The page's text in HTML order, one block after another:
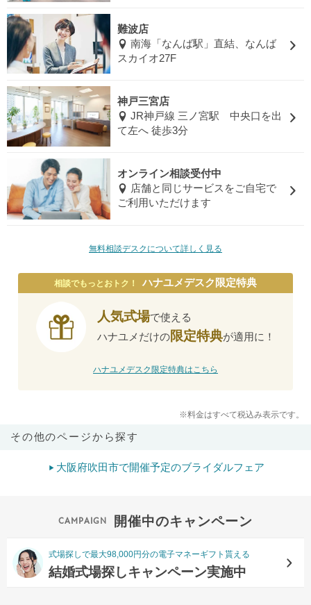
難波店
南海「なんば駅」直結、なんば
スカイオ27F
神戸三宮店
JR神戸線 三ノ宮駅 中央口を出
て左へ 徒歩3分
オンライン相談受付中
店舗と同じサービスをご自宅で
ご利用いただけます
無料相談デスクについて詳しく見る
相談でもっとおトク！ ハナユメデスク限定特典
人気式場で使える
ハナユメだけの限定特典が適用に！
ハナユメデスク限定特典はこちら
※料金はすべて税込み表示です。
その他のページから探す
大阪府吹田市で開催予定のブライダルフェア
開催中のキャンペーン
式場探しで最大98,000円分の電子マネーギフト貰える
結婚式場探しキャンペーン実施中